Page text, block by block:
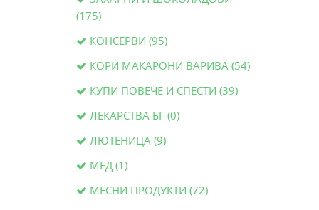
(175)
КОНСЕРВИ (95)
КОРИ МАКАРОНИ ВАРИВА (54)
КУПИ ПОВЕЧЕ И СПЕСТИ (39)
ЛЕКАРСТВА БГ (0)
ЛЮТЕНИЦА (9)
МЕД (1)
МЕСНИ ПРОДУКТИ (72)